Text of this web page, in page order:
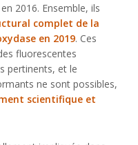
2016. Ensemble, ils
complet de la
en 2019. Ces
fluorescentes
pertinents, et le
ne sont possibles,
scientifique et